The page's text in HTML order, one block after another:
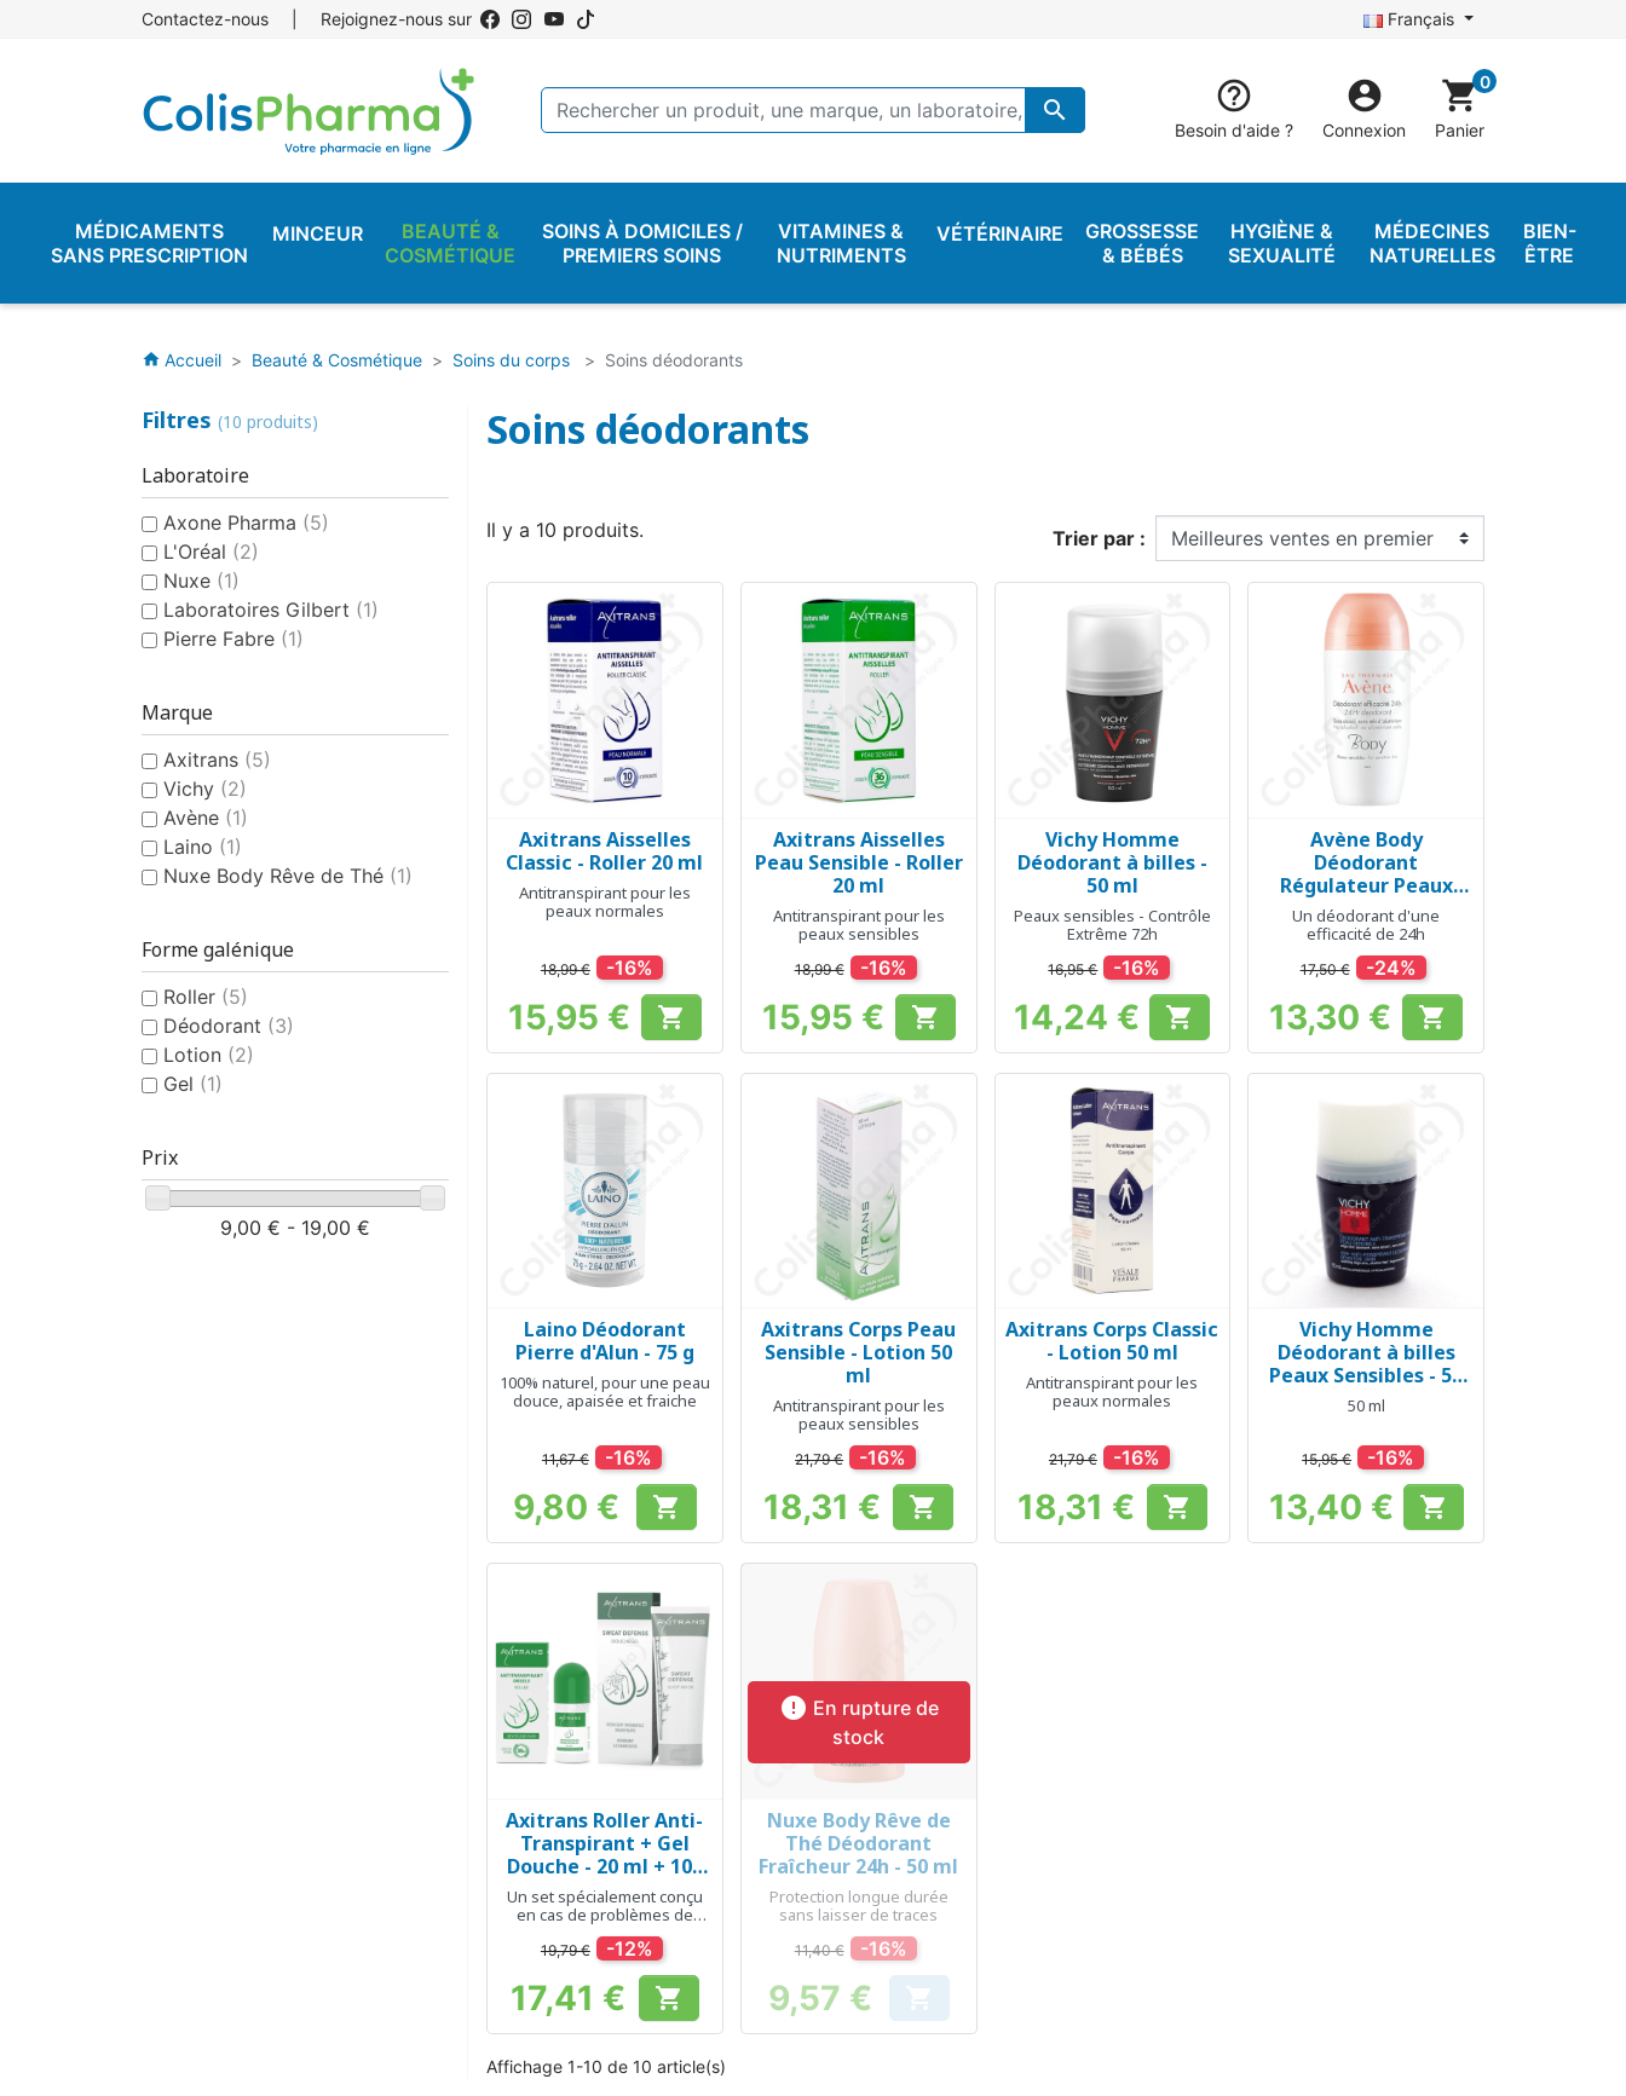
Contactez-nous Rejoignez-nous sur Français
 
Besoin d'aide ?

Connexion
shopping_cart0
Panier
MÉDICAMENTS
SANS PRESCRIPTION
MINCEUR
BEAUTÉ &
COSMÉTIQUE
SOINS À DOMICILES /
PREMIERS SOINS
VITAMINES &
NUTRIMENTS
VÉTÉRINAIRE
GROSSESSE
& BÉBÉS
HYGIÈNE &
SEXUALITÉ
MÉDECINES
NATURELLES
BIEN-
ÊTRE
home Accueil Beauté & Cosmétique Soins du corps Soins déodorants
Filtres (10 produits)
Laboratoire
Axone Pharma (5)
L'Oréal (2)
Nuxe (1)
Laboratoires Gilbert (1)
Pierre Fabre (1)
Marque
Axitrans (5)
Vichy (2)
Avène (1)
Laino (1)
Nuxe Body Rêve de Thé (1)
Forme galénique
Roller (5)
Déodorant (3)
Lotion (2)
Gel (1)
Prix
9,00 € - 19,00 €
Soins déodorants
Il y a 10 produits. Trier par :
Aperçu rapide
Axitrans Aisselles
Classic - Roller 20 ml
Antitranspirant pour les
peaux normales
18,99 € -16%
Prix
15,95 € 
Aperçu rapide
Axitrans Aisselles
Peau Sensible - Roller
20 ml
Antitranspirant pour les
peaux sensibles
18,99 € -16%
Prix
15,95 € 
Aperçu rapide
Vichy Homme
Déodorant à billes -
50 ml
Peaux sensibles - Contrôle
Extrême 72h
16,95 € -16%
Prix
14,24 € 
Aperçu rapide
Avène Body
Déodorant
Régulateur Peaux
Sensibles - 50 ml
Un déodorant d'une
efficacité de 24h
17,50 € -24%
Prix
13,30 € 
 Aperçu rapide
Laino Déodorant
Pierre d'Alun - 75 g
100% naturel, pour une peau
douce, apaisée et fraiche
11,67 € -16%
Prix
9,80 € 
Aperçu rapide
Axitrans Corps Peau
Sensible - Lotion 50
ml
Antitranspirant pour les
peaux sensibles
21,79 € -16%
Prix
18,31 € 
Aperçu rapide
Axitrans Corps Classic
- Lotion 50 ml
Antitranspirant pour les
peaux normales
21,79 € -16%
Prix
18,31 € 
Aperçu rapide
Vichy Homme
Déodorant à billes
Peaux Sensibles - 50
ml
50 ml
15,95 € -16%
Prix
13,40 € 
Aperçu rapide
Axitrans Roller Anti-
Transpirant + Gel
Douche - 20 ml + 100
ml
Un set spécialement conçu
en cas de problèmes de
transpiration
19,79 € -12%
Prix
17,41 € 
 En rupture de
stock
Aperçu rapide
Nuxe Body Rêve de
Thé Déodorant
Fraîcheur 24h - 50 ml
Protection longue durée
sans laisser de traces
11,40 € -16%
Prix
9,57 € 
Affichage 1-10 de 10 article(s)